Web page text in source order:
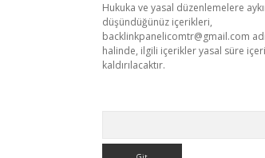
Hukuka ve yasal düzenlemelere
düşündüğünüz içerikleri,
backlinkpanelicomtr@gmail.com
halinde, ilgili içerikler yasal süre
kaldırılacaktır.